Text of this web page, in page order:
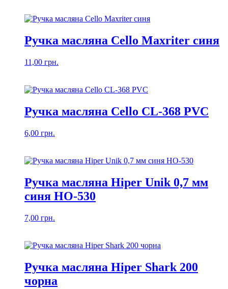
Ручка масляна Cello Maxriter синя
11,00 грн.
Ручка масляна Cello CL-368 PVC
6,00 грн.
Ручка масляна Hiper Unik 0,7 мм
синя HO-530
7,00 грн.
Ручка масляна Hiper Shark 200
чорна